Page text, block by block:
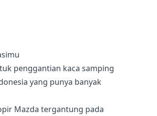
penggantian kaca samping
yang punya banyak
Mazda tergantung pada